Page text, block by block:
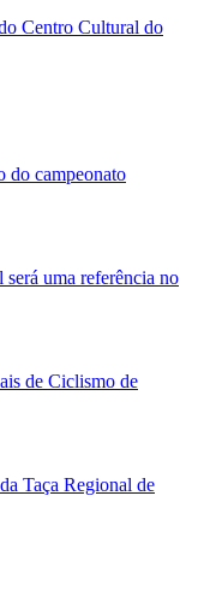
Centro Cultural do
do campeonato
uma referência no
de Ciclismo de
Taça Regional de